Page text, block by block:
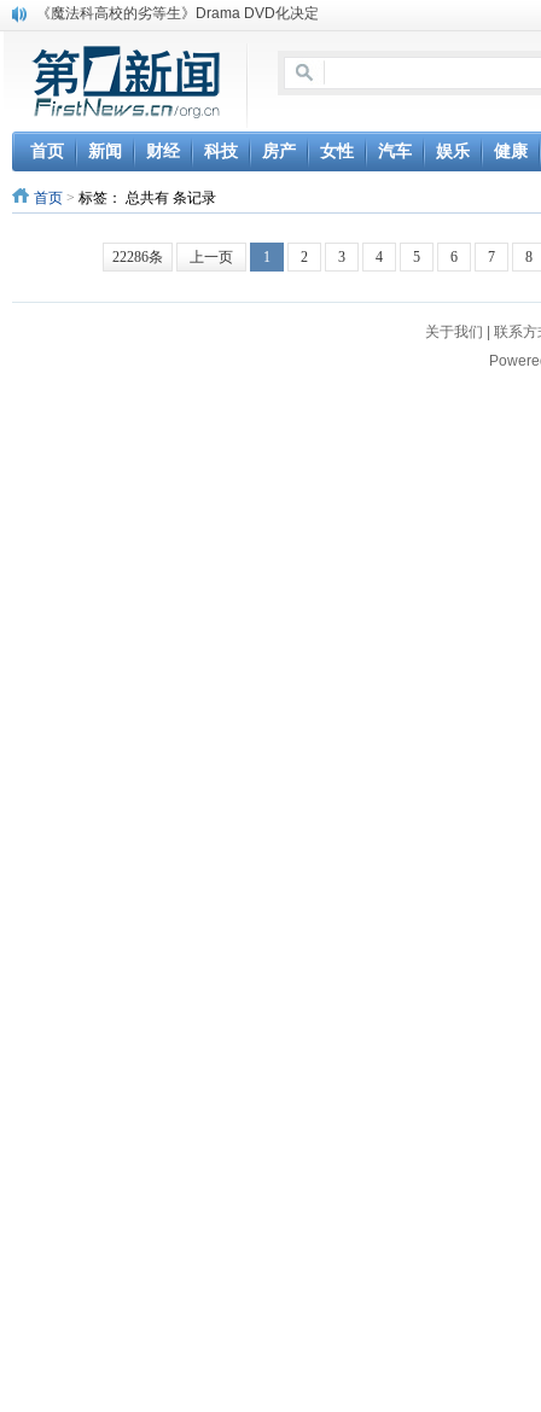
《魔法科高校的劣等生》Drama DVD化决定
消息称刘强东要求京东商城明年扭亏为盈
保健品也能吃出一身病? 康宝莱员工自揭多项家丑
煤价"跳水"电企利润"蹦高" 电煤联动亟待完善
苹果公司自建太阳能电厂为数据中心供电
吃饭、睡觉、黑人人？
网络电商和传统出版商的角逐：亚马逊停止接受Hachette所有图书订单
《中二病也想谈恋爱》女主角特报预告公开
首页 新闻 财经 科技 房产 女性 汽车 娱乐 健康
首页 > 标签： 总共有 条记录
22286条 上一页 1 2 3 4 5 6 7 8
关于我们
联系方